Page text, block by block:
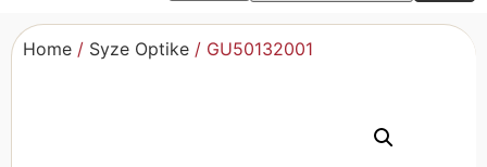
Home / Syze Optike / GU50132001